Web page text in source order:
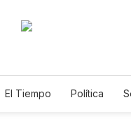
El Tiempo Política